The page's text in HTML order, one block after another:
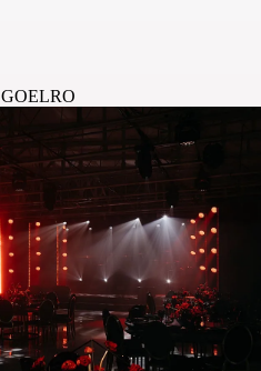
GOELRO